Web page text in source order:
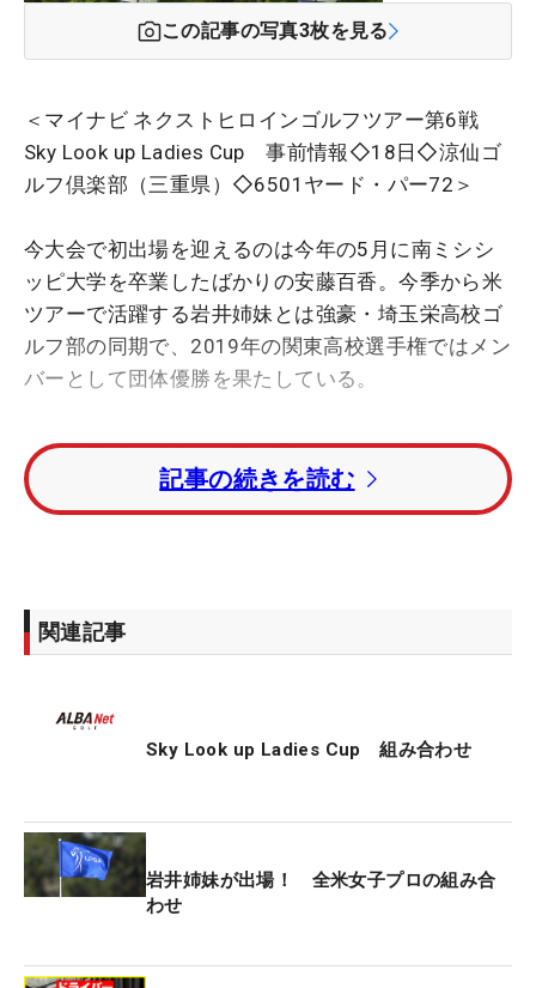
この記事の写真3枚を見る
＜マイナビ ネクストヒロインゴルフツアー第6戦
Sky Look up Ladies Cup 事前情報◇18日◇涼仙ゴ
ルフ倶楽部（三重県）◇6501ヤード・パー72＞
今大会で初出場を迎えるのは今年の5月に南ミシシ
ッピ大学を卒業したばかりの安藤百香。今季から米
ツアーで活躍する岩井姉妹とは強豪・埼玉栄高校ゴ
ルフ部の同期で、2019年の関東高校選手権ではメン
バーとして団体優勝を果たしている。
高校卒業後は渡米。海外を選んだのは、環境面や語
学を含めた幅広い経験を求めての決断だった。「日
本の大学と悩んだけど、結果的によかった。芝から
しゃべれなかった英語もチームメイトに助けられ、
自然と習得。海外ツアーも見据えられるようにな
特に、米国での生活で印象に残っているのはメンタ
乗り越えられた」と、今の強みになっている。
今年は、初挑戦する日本女子プロゴルフ協会
験を積むため、米国には残らずに帰国。知り合いも
記事の続きを読む
関連記事
Sky Look up Ladies Cup 組み合わせ
岩井姉妹が出場！ 全米女子プロの組み合
わせ